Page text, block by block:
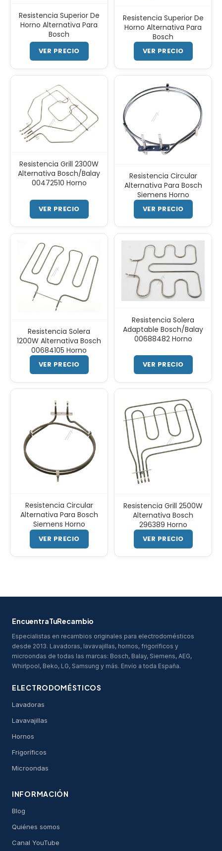
Resistencia Superior De
Horno Alternativa Para
Bosch
VER PRECIO
Resistencia Superior De
Horno Alternativa Para
Bosch
VER PRECIO
Resistencia Grill 2300W
Alternativa Bosch/Balay
00472510 Horno
VER PRECIO
Resistencia Circular
Alternativa Para Bosch
Siemens Horno
VER PRECIO
Resistencia Solera
1200W Alternativa Bosch
00684105 Horno
VER PRECIO
Resistencia Solera
Adaptable Bosch/Balay
00688482 Horno
VER PRECIO
Resistencia Circular
Alternativa Para Bosch
Siemens Horno
VER PRECIO
Resistencia Grill 2500W
Alternativa Bosch
296389 Horno
VER PRECIO
EncuentraTuRecambio
Especialistas en recambios originales para electrodomésticos
desde 2013. Lavadoras, lavavajillas, hornos, frigoríficos y
microondas de todas las marcas: Bosch, Balay, Siemens, AEG,
Whirlpool, Beko, LG, Samsung y más. Envío a toda España.
ELECTRODOMÉSTICOS
Lavadoras
Lavavajillas
Hornos
Frigoríficos
Microondas
INFORMACIÓN
Blog
Quiénes somos
Canal YouTube